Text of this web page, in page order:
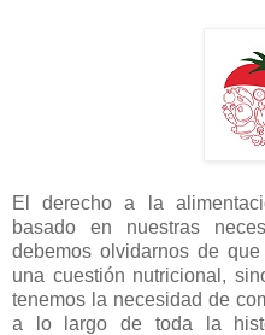
El derecho a la
basado en nuestras
debemos olvidarnos de
una cuestión nutricional,
tenemos la necesidad de
a lo largo de toda la